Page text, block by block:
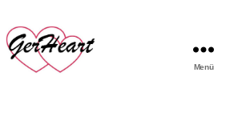
Menü